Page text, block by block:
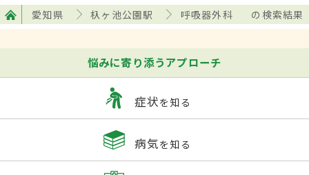
愛知県 杁ヶ池公園駅 呼吸器外科 の検索結果
悩みに寄り添うアプローチ
症状を知る
病気を知る